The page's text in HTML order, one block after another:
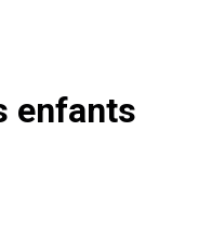
enfants